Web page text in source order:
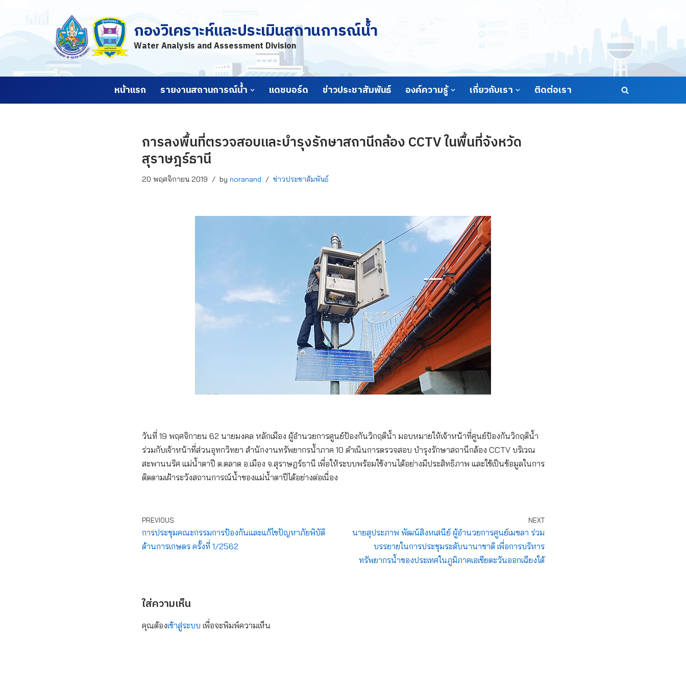
กองวิเคราะห์และประเมินสถานการณ์น้ำ
Water Analysis and Assessment Division
หน้าแรก รายงานสถานการณ์น้ำ แดชบอร์ด ข่าวประชาสัมพันธ์ องค์ความรู้ เกี่ยวกับเรา ติดต่อเรา
การลงพื้นที่ตรวจสอบและบำรุงรักษาสถานีกล้อง CCTV ในพื้นที่จังหวัด
สุราษฎร์ธานี
20 พฤศจิกายน 2019 by noranand ข่าวประชาสัมพันธ์
วันที่ 19 พฤศจิกายน 62 นายมงคล หลักเมือง ผู้อำนวยการศูนย์ป้องกันวิกฤติน้ำ มอบหมายให้เจ้าหน้าที่ศูนย์ป้องกันวิกฤติน้ำ
ร่วมกับเจ้าหน้าที่ส่วนอุทกวิทยา สำนักงานทรัพยากรน้ำภาค 10 ดำเนินการตรวจสอบ บำรุงรักษาสถานีกล้อง CCTV บริเวณ
สะพานนริศ แม่น้ำตาปี ต.ตลาด อ.เมือง จ.สุราษฎร์ธานี เพื่อให้ระบบพร้อมใช้งานได้อย่างมีประสิทธิภาพ และใช้เป็นข้อมูลในการ
ติดตามเฝ้าระวังสถานการณ์น้ำของแม่น้ำตาปีได้อย่างต่อเนื่อง
PREVIOUS
การประชุมคณะกรรมการป้องกันและแก้ไขปัญหาภัยพิบัติ
ด้านการเกษตร ครั้งที่ 1/2562
NEXT
นายสุประภาพ พัฒน์สิงหเสนีย์ ผู้อำนวยการศูนย์เมขลา ร่วม
บรรยายในการประชุมระดับนานาชาติ เพื่อการบริหาร
ทรัพยากรน้ำของประเทศในภูมิภาคเอเชียตะวันออกเฉียงใต้
ใส่ความเห็น
คุณต้องเข้าสู่ระบบ เพื่อจะพิมพ์ความเห็น